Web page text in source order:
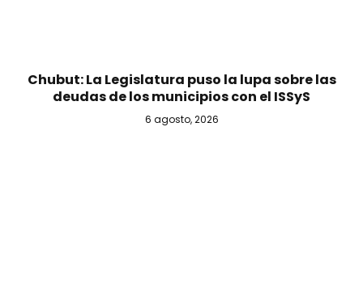
Chubut: La Legislatura puso la lupa sobre las
deudas de los municipios con el ISSyS
6 agosto, 2026